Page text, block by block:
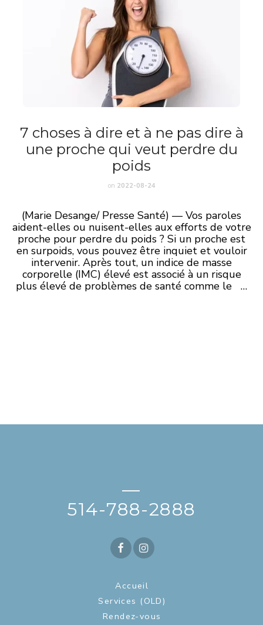
7 choses à dire et à ne pas dire à
une proche qui veut perdre du
poids
on 2022-08-24
(Marie Desange/ Presse Santé) — Vos paroles
aident-elles ou nuisent-elles aux efforts de votre
proche pour perdre du poids ? Si un proche est
en surpoids, vous pouvez être inquiet et vouloir
intervenir. Après tout, un indice de masse
corporelle (IMC) élevé est associé à un risque
plus élevé de problèmes de santé comme le …
—
514-788-2888
Accueil
Services (OLD)
Rendez-vous